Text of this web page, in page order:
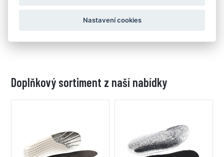
jistotu chůze na přírodních i městských cestách
Doplňkový sortiment z naší nabídky
Nastavení cookies